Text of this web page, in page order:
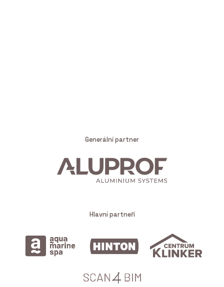
Generální partner
Hlavní partneři